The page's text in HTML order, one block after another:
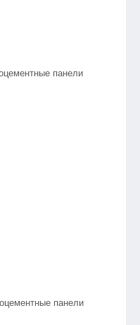
панели
панели